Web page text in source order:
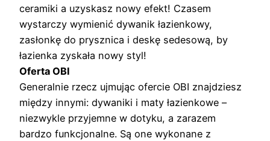
ceramiki a uzyskasz nowy efekt! Czasem
wystarczy wymienić dywanik łazienkowy,
zasłonkę do prysznica i deskę sedesową, by
łazienka zyskała nowy styl!
Oferta OBI
Generalnie rzecz ujmując ofercie OBI znajdziesz
między innymi: dywaniki i maty łazienkowe –
niezwykle przyjemne w dotyku, a zarazem
bardzo funkcjonalne. Są one wykonane z